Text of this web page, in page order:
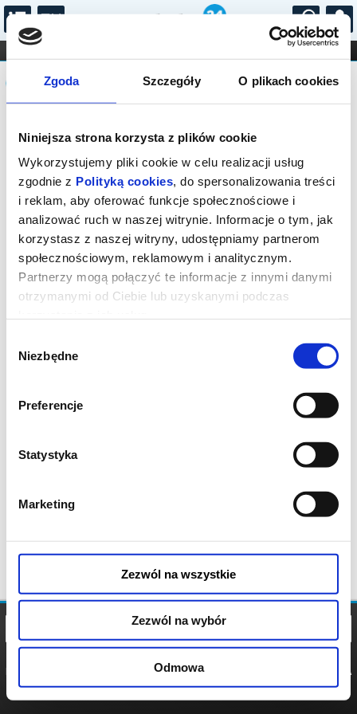
Zgoda Szczegóły O plikach cookies
Niniejsza strona korzysta z plików cookie
Wykorzystujemy pliki cookie w celu realizacji usług
zgodnie z Polityką cookies, do spersonalizowania treści
i reklam, aby oferować funkcje społecznościowe i
analizować ruch w naszej witrynie. Informacje o tym, jak
korzystasz z naszej witryny, udostępniamy partnerom
społecznościowym, reklamowym i analitycznym.
Partnerzy mogą połączyć te informacje z innymi danymi
otrzymanymi od Ciebie lub uzyskanymi podczas
zgody
Niezbędne
Preferencje
Statystyka
Marketing
Zezwól na wszystkie
Zezwól na wybór
Odmowa
...
FILHARMONIA OPERA I BALET
STAND-UP
DLA DZIECI
Komunikat
Sprzedaż biletów on-line na wydarzenie
została zakończona.
POLITYKA
POLITYKA